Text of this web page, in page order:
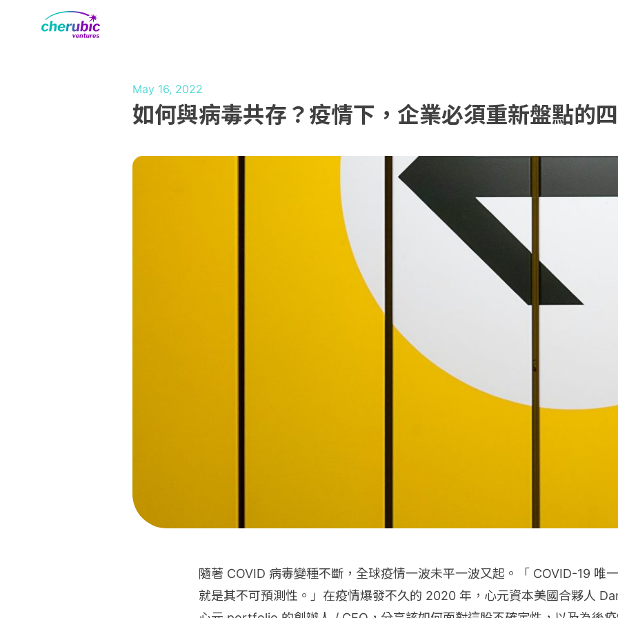
May 16, 2022
如何與病毒共存？疫情下，企業必須重新盤點的
隨著 COVID 病毒變種不斷，全球疫情一波未平一波又起。「 COVID-19 唯
就是其不可預測性。」在疫情爆發不久的 2020 年，心元資本美國合夥人